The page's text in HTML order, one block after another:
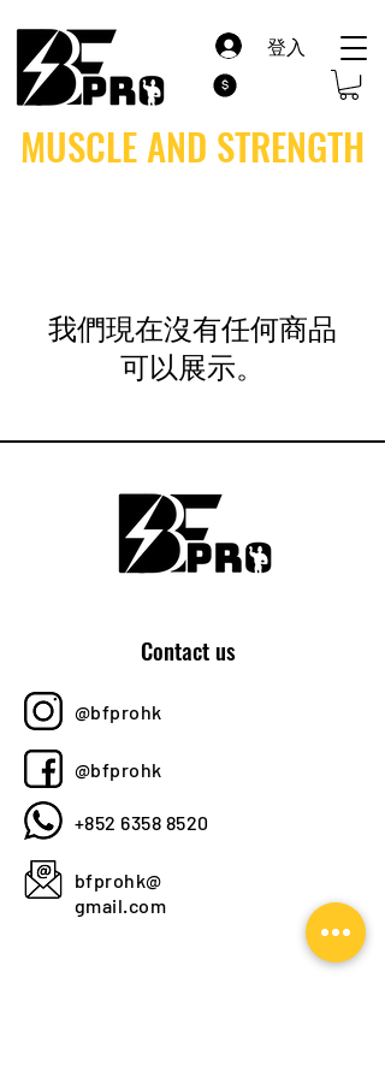
登入
MUSCLE AND STRENGTH
我們現在沒有任何商品
可以展示。
Contact us
+852 6358 8520
@bfprohk
@bfprohk
bfprohk@
gmail.com